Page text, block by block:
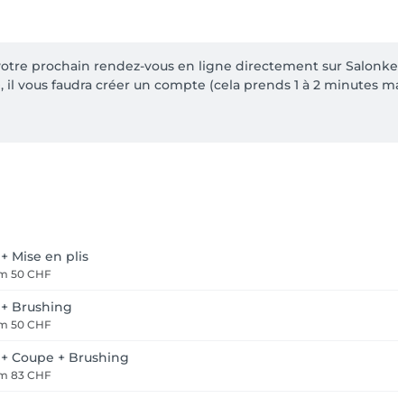
prochain rendez-vous en ligne directement sur
vous faudra créer un compte (cela prends 1 à 2 minutes
Mise en plis
50 CHF
Brushing
50 CHF
Coupe + Brushing
83 CHF